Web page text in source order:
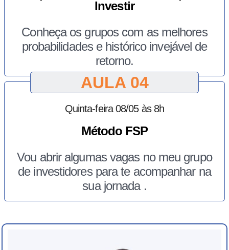
Investir
Conheça os grupos com as melhores
probabilidades e histórico invejável de
retorno.
AULA 04
Quinta-feira08/05 às 8h
Método FSP
Vou abrir algumas vagas no meu grupo
de investidores para te acompanhar na
sua jornada .